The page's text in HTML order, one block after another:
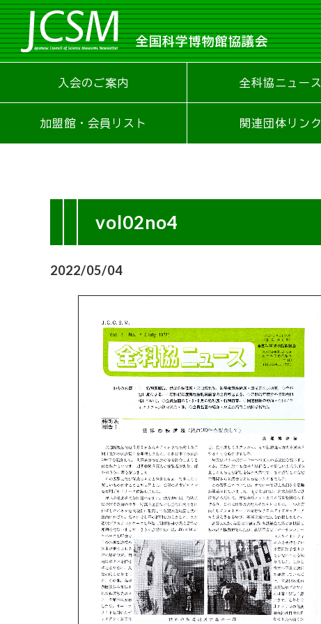
全国科学博物館協議会
入会のご案内 全科協ニュース
加盟館・会員リスト 関連団体リンク
vol02no4
2022/05/04